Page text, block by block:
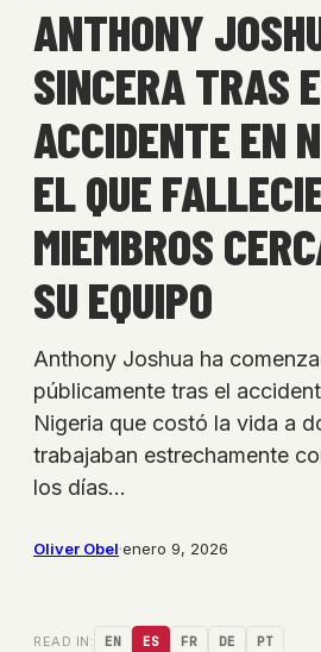
ANTHONY
SINCERA TRAS
ACCIDENTE EN
EL QUE
MIEMBROS
SU EQUIPO
Anthony Joshua ha
públicamente tras el
Nigeria que costó la vida a
trabajaban estrechamente
los días…
Oliver Obel·enero 9, 2026
READ IN: EN ES FR DE PT